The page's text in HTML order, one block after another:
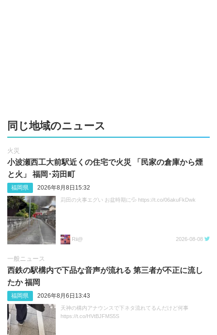
同じ地域のニュース
火災
小波瀬西工大前駅近くの住宅で火災 「民家の倉庫から煙
と火」 福岡･苅田町
福岡県 2026年8月8日15:32
苅田の火事エグい お盆時期に💦 https://t.co/06akuFkDwk
Rii@ 2026-08-08
一般ニュース
西鉄の駅構内で下品な音声が流れる 第三者が不正に流し
たか 福岡
福岡県 2026年8月6日13:43
天神の構内アナウンスで下ネタ流れてるんだけど何事
https://t.co/HVtBJFMS5S